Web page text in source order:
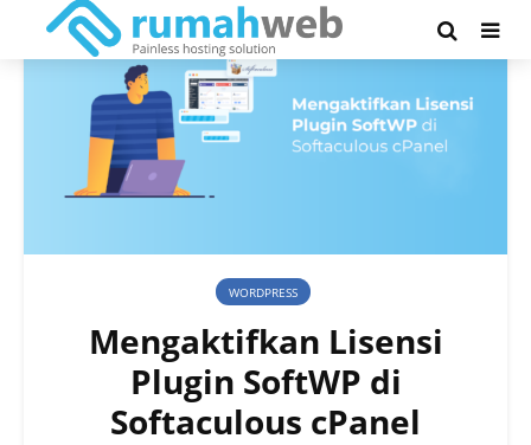
WORDPRESS
Mengaktifkan Lisensi
Plugin SoftWP di
Softaculous cPanel